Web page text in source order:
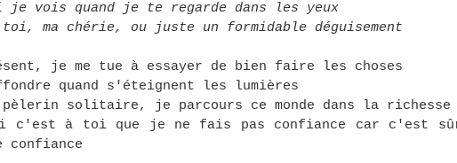
je vois quand je te regarde dans les yeux
ma chérie, ou juste un formidable déguisement
je me tue à essayer de bien faire les choses
quand s'éteignent les lumières
solitaire, je parcours ce monde dans la richesse
c'est à toi que je ne fais pas confiance car c'est
confiance